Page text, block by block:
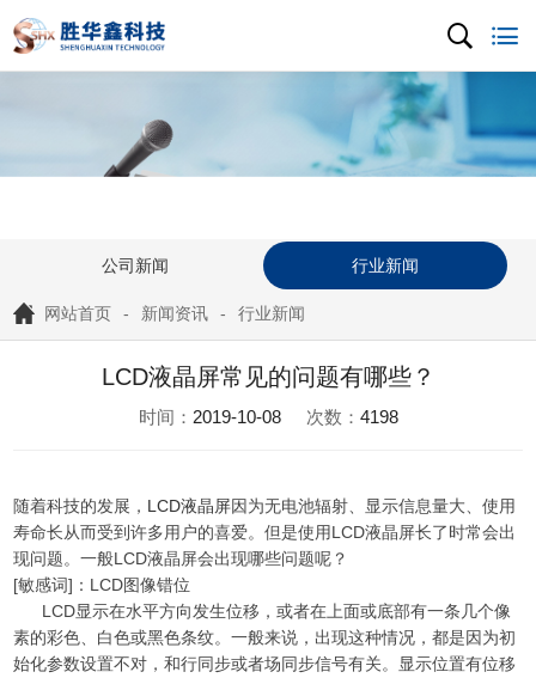
公司新闻 行业新闻
网站首页 新闻资讯 行业新闻
LCD液晶屏常见的问题有哪些？
时间： 2019-10-08 次数： 4198
随着科技的发展， LCD液晶屏因为无电池辐射、显示信息量大、使用
寿命长从而受到许多用户的喜爱。但是使用LCD液晶屏长了时常会出
现问题。一般LCD液晶屏会出现哪些问题呢？
[敏感词]：LCD图像错位
LCD显示在水平方向发生位移，或者在上面或底部有一条几个像
素的彩色、白色或黑色条纹。一般来说，出现这种情况，都是因为初
始化参数设置不对，和行同步或者场同步信号有关。显示位置有位移